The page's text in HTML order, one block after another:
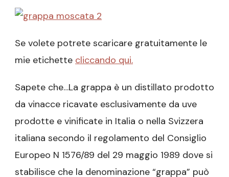
Se volete potrete scaricare gratuitamente le
mie etichette cliccando qui.
Sapete che…La grappa è un distillato prodotto
da vinacce ricavate esclusivamente da uve
prodotte e vinificate in Italia o nella Svizzera
italiana secondo il regolamento del Consiglio
Europeo N 1576/89 del 29 maggio 1989 dove si
stabilisce che la denominazione “grappa” può